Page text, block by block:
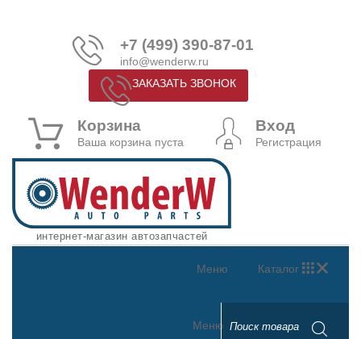
+7 (499) 390-87-01
info@wenderw.ru
ЗАКАЗАТЬ ЗВОНОК
Корзина
Ваша корзина пуста
Вход
Регистрация
интернет-магазин автозапчастей
Каталог
Меню
Меню